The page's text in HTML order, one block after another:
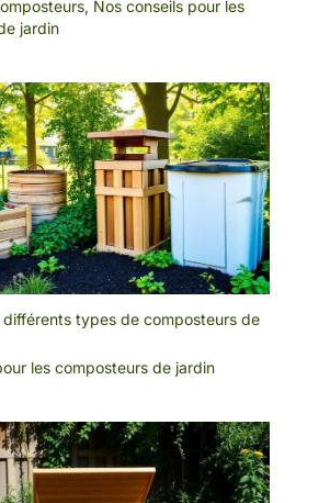
, Nos conseils pour les
jardin
différents types de composteurs de
les composteurs de jardin